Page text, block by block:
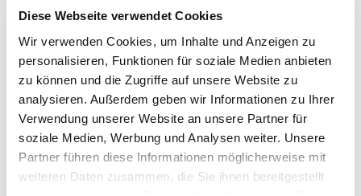
Diese Webseite verwendet Cookies
Wir verwenden Cookies, um Inhalte und Anzeigen zu
personalisieren, Funktionen für soziale Medien anbieten
zu können und die Zugriffe auf unsere Website zu
analysieren. Außerdem geben wir Informationen zu Ihrer
Verwendung unserer Website an unsere Partner für
soziale Medien, Werbung und Analysen weiter. Unsere
Partner führen diese Informationen möglicherweise mit
weiteren Daten zusammen, die Sie ihnen bereitgestellt
Dies könnte Sie auch
interessieren